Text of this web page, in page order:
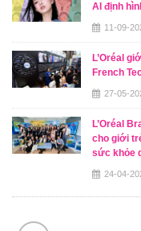
AI định
11-09-
L’Oréal
French
27-05-
L’Oréal
cho giới
sức khỏe
24-04-